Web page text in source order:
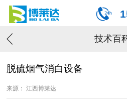
技术百
脱硫烟气消白设备
来源： 江西博莱达